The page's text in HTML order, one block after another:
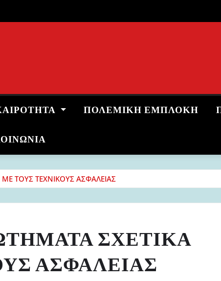
ΠΟΛΕΜΙΚΉ ΕΜΠΛΟΚΉ
ΤΟΥΣ ΤΕΧΝΙΚΟΥΣ ΑΣΦΑΛΕΙΑΣ
ΣΧΕΤΙΚΑ
ΑΣΦΑΛΕΙΑΣ